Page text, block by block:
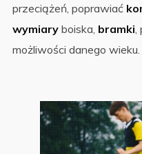
przeciążeń, poprawiać
wymiaryboiska, bramki,
możliwości danego wieku.